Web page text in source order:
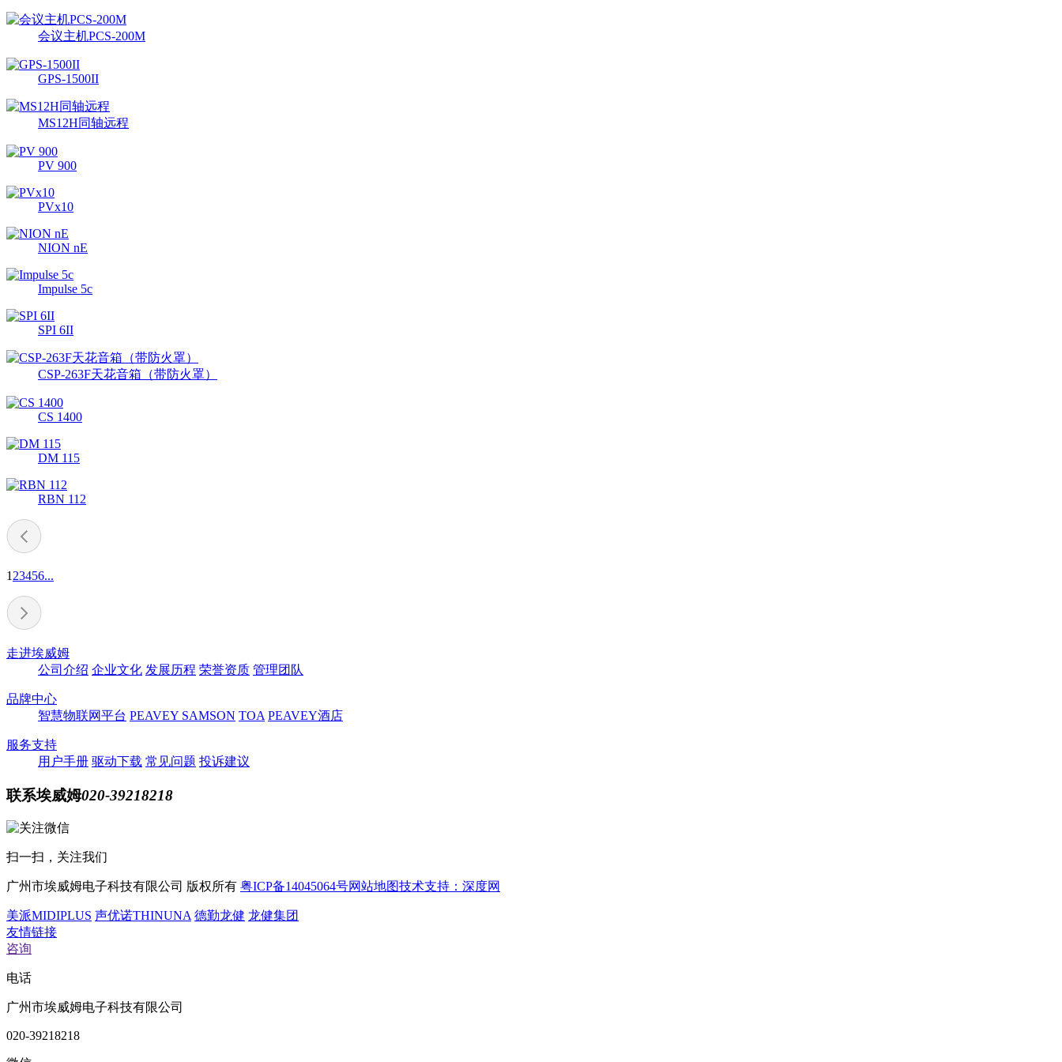
会议主机PCS-200M
GPS-1500II
MS12H同轴远程
PV 900
PVx10
NION nE
Impulse 5c
SPI 6II
CSP-263F天花音箱（带防火罩）
CS 1400
DM 115
RBN 112
1 23456...
走进埃威姆
公司介绍 企业文化 发展历程 荣誉资质 管理团队
品牌中心
智慧物联网平台 PEAVEY SAMSON TOA PEAVEY酒店
服务支持
用户手册 驱动下载 常见问题 投诉建议
联系埃威姆020-39218218
扫一扫，关注我们
广州市埃威姆电子科技有限公司 版权所有 粤ICP备14045064号网站地图技术支持：深度网
美派MIDIPLUS 声优诺THINUNA 德勤龙健 龙健集团
友情链接
咨询
电话
广州市埃威姆电子科技有限公司
020-39218218